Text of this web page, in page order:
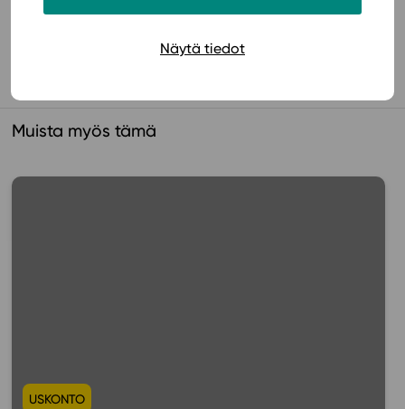
Näytä tiedot
Muista myös tämä
USKONTO